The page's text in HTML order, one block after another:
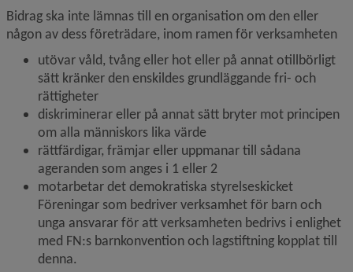
Bidrag ska inte lämnas till en organisation om den eller
någon av dess företrädare, inom ramen för verksamheten
utövar våld, tvång eller hot eller på annat otillbörligt
sätt kränker den enskildes grundläggande fri- och
rättigheter
diskriminerar eller på annat sätt bryter mot principen
om alla människors lika värde
rättfärdigar, främjar eller uppmanar till sådana
ageranden som anges i 1 eller 2
motarbetar det demokratiska styrelseskicket
Föreningar som bedriver verksamhet för barn och
unga ansvarar för att verksamheten bedrivs i enlighet
med FN:s barnkonvention och lagstiftning kopplat till
denna.